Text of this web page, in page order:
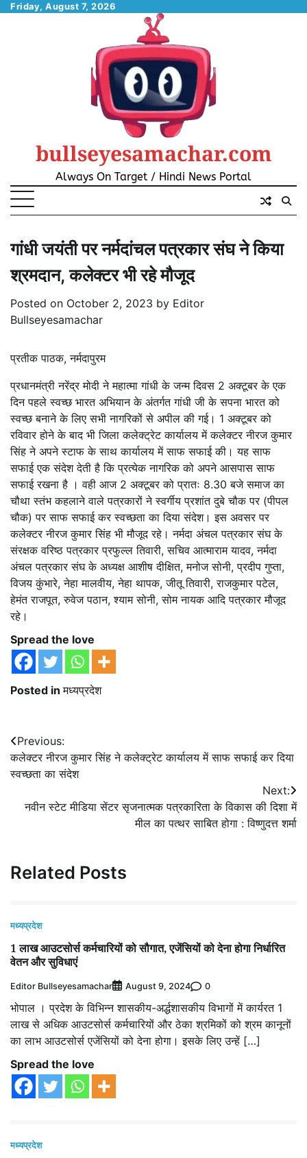
SkipFriday, August 7, 2026
bullseyesamachar.com
Always On Target / Hindi News Portal
गांधी जयंती पर नर्मदांचल पत्रकार संघ ने किया
श्रमदान, कलेक्टर भी रहे मौजूद
Posted on October 2, 2023 by Editor
Bullseyesamachar
प्रतीक पाठक, नर्मदापुरम
प्रधानमंत्री नरेंद्र मोदी ने महात्मा गांधी के जन्म दिवस 2 अक्टूबर के एक
दिन पहले स्वच्छ भारत अभियान के अंतर्गत गांधी जी के सपना भारत को
स्वच्छ बनाने के लिए सभी नागरिकों से अपील की गई। 1 अक्टूबर को
रविवार होने के बाद भी जिला कलेक्ट्रेट कार्यालय में कलेक्टर नीरज कुमार
सिंह ने अपने स्टाफ के साथ कार्यालय में साफ सफाई की। यह साफ
सफाई एक संदेश देती है कि प्रत्येक नागरिक को अपने आसपास साफ
सफाई रखना है । वही आज 2 अक्टूबर को प्रातः 8.30 बजे समाज का
चौथा स्तंभ कहलाने वाले पत्रकारों ने स्वर्गीय प्रशांत दुबे चौक पर (पीपल
चौक) पर साफ सफाई कर स्वच्छता का दिया संदेश। इस अवसर पर
कलेक्टर नीरज कुमार सिंह भी मौजूद रहे। नर्मदा अंचल पत्रकार संघ के
संरक्षक वरिष्ठ पत्रकार प्रफुल्ल तिवारी, सचिव आत्माराम यादव, नर्मदा
अंचल पत्रकार संघ के अध्यक्ष आशीष दीक्षित, मनोज सोनी, प्रदीप गुप्ता,
विजय कुंभारे, नेहा मालवीय, नेहा थापक, जीतू तिवारी, राजकुमार पटेल,
हेमंत राजपूत, रुवेज पठान, श्याम सोनी, सोम नायक आदि पत्रकार मौजूद
रहे।
Spread the love
Posted inमध्यप्रदेश
Post
navigation
Previous:
कलेक्टर नीरज कुमार सिंह ने कलेक्ट्रेट कार्यालय में साफ सफाई कर दिया
स्वच्छता का संदेश
Next:
नवीन स्टेट मीडिया सेंटर सृजनात्मक पत्रकारिता के विकास की दिशा में
मील का पत्थर साबित होगा : विष्णुदत्त शर्मा
Related Posts
मध्यप्रदेश
1 लाख आउटसोर्स कर्मचारियों को सौगात, एजेंसियों को देना होगा निर्धारित
वेतन और सुविधाएं
Editor Bullseyesamachar August 9, 2024 0
भोपाल । प्रदेश के विभिन्न शासकीय-अर्द्धशासकीय विभागों में कार्यरत 1
लाख से अधिक आउटसोर्स कर्मचारियों और ठेका श्रमिकों को श्रम कानूनों
का लाभ आउटसोर्स एजेंसियों को देना होगा। इसके लिए उन्हें […]
Spread the love
मध्यप्रदेश